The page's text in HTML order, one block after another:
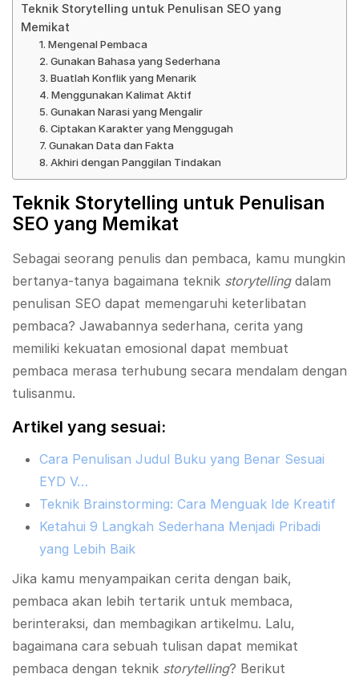
Teknik Storytelling untuk Penulisan SEO yang
Memikat
1. Mengenal Pembaca
2. Gunakan Bahasa yang Sederhana
3. Buatlah Konflik yang Menarik
4. Menggunakan Kalimat Aktif
5. Gunakan Narasi yang Mengalir
6. Ciptakan Karakter yang Menggugah
7. Gunakan Data dan Fakta
8. Akhiri dengan Panggilan Tindakan
Teknik Storytelling untuk Penulisan
SEO yang Memikat
Sebagai seorang penulis dan pembaca, kamu mungkin
bertanya-tanya bagaimana teknik storytelling dalam
penulisan SEO dapat memengaruhi keterlibatan
pembaca? Jawabannya sederhana, cerita yang
memiliki kekuatan emosional dapat membuat
pembaca merasa terhubung secara mendalam dengan
tulisanmu.
Artikel yang sesuai:
Cara Penulisan Judul Buku yang Benar Sesuai
EYD V…
Teknik Brainstorming: Cara Menguak Ide Kreatif
Ketahui 9 Langkah Sederhana Menjadi Pribadi
yang Lebih Baik
Jika kamu menyampaikan cerita dengan baik,
pembaca akan lebih tertarik untuk membaca,
berinteraksi, dan membagikan artikelmu. Lalu,
bagaimana cara sebuah tulisan dapat memikat
pembaca dengan teknik storytelling? Berikut